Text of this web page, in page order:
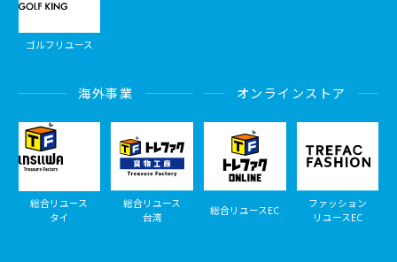
ゴルフリユース
海外事業
総合リユース
タイ
総合リユース
台湾
オンラインストア
総合リユースEC
ファッション
リユースEC